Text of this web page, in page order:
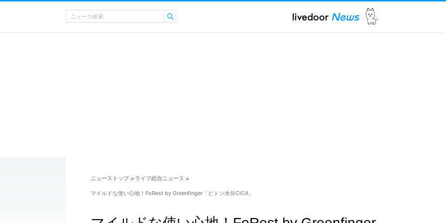
ニューストップ > ライフ総合ニュース >
マイルドな使い心地！FoRest by Greenfinger「ピトン水分CICA」